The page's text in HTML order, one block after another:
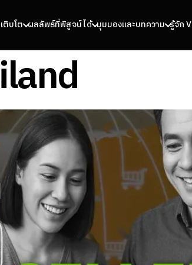
ติบโต ผลลัพธ์ที่พิสูจน์ได้ มุมมองและบทความ รู้จัก